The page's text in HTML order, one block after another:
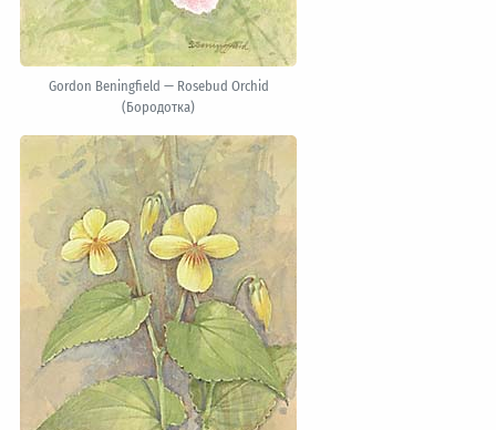
Gordon Beningfield — Rosebud Orchid
(Бородотка)